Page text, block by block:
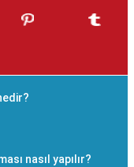
nasıl yapılır?